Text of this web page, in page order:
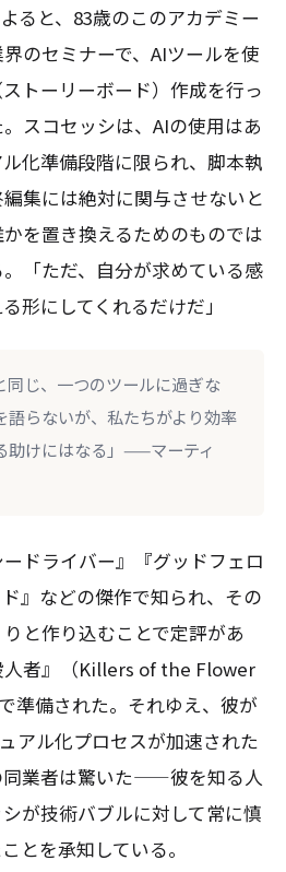
ると、83歳のこのアカデミー
のセミナーで、AIツールを使
トーリーボード）作成を行っ
スコセッシは、AIの使用はあ
化準備段階に限られ、脚本執
集には絶対に関与させないと
を置き換えるためのものでは
「ただ、自分が求めている感
形にしてくれるだけだ」
同じ、一つのツールに過ぎな
語らないが、私たちがより効率
助けにはなる」——マーティ
ドライバー』『グッドフェロ
』などの傑作で知られ、その
と作り込むことで定評があ
人者』（Killers of the Flower
準備された。それゆえ、彼が
アル化プロセスが加速された
同業者は驚いた——彼を知る人
が技術バブルに対して常に慎
とを承知している。